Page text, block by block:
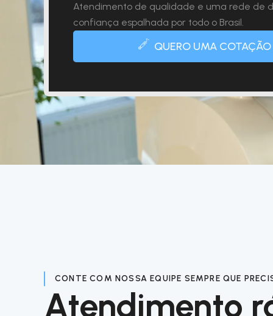
Atendimento de qualidade e uma rede de
confiança espalhada por todo o Brasil.
QUERO UMA COTAÇÃO
CONTE COM NOSSA EQUIPE SEMPRE QUE
Atendimento